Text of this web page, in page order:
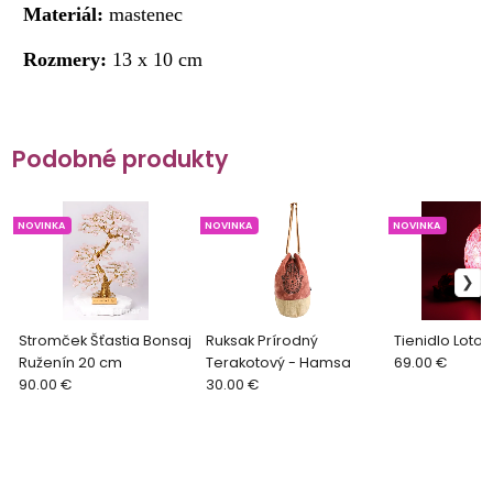
Materiál: mastenec
Rozmery: 13 x 10 cm
Podobné produkty
Stromček Šťastia Bonsaj
Ruženín 20 cm
NOVINKA
90.00 €
Ruksak Prírodný
Terakotový - Hamsa
NOVINKA
30.00 €
Tienidlo
NOVINKA
69.00 €